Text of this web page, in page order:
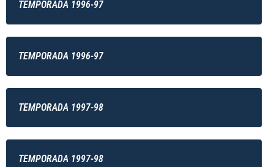
TEMPORADA 1996-97
TEMPORADA 1996-97
TEMPORADA 1997-98
TEMPORADA 1997-98